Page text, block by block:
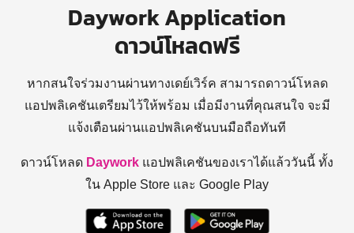
Daywork Application
ดาวน์โหลดฟรี
หากสนใจร่วมงานผ่านทางเดย์เวิร์ค สามารถดาวน์โหลด
แอปพลิเคชันเตรียมไว้ให้พร้อม เมื่อมีงานที่คุณสนใจ จะมี
แจ้งเตือนผ่านแอปพลิเคชันบนมือถือทันที
ดาวน์โหลด Daywork แอปพลิเคชันของเราได้แล้ววันนี้ ทั้ง
ใน Apple Store และ Google Play